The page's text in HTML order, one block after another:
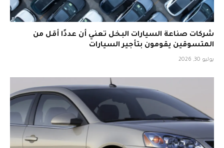
شركات صناعة السيارات البخل تعني أن عددًا أقل من
المتسوقين يقومون بتأجير السيارات
يوليو 30, 2026